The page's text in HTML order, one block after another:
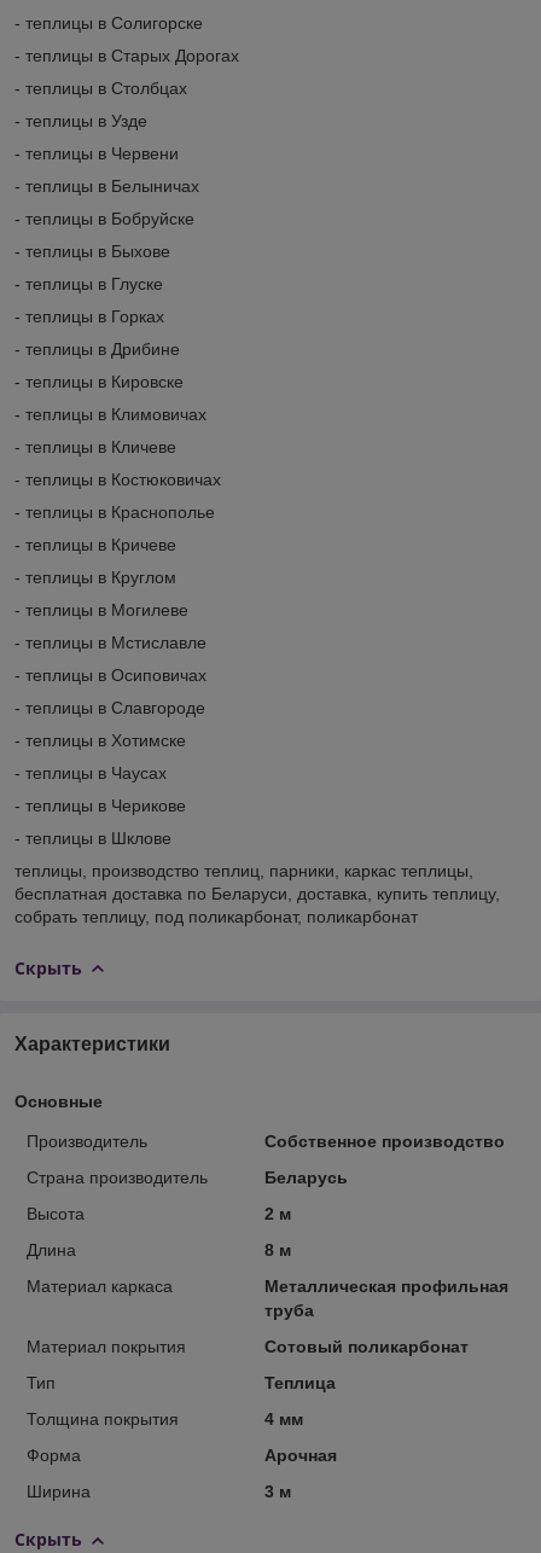
- теплицы в Солигорске
- теплицы в Старых Дорогах
- теплицы в Столбцах
- теплицы в Узде
- теплицы в Червени
- теплицы в Белыничах
- теплицы в Бобруйске
- теплицы в Быхове
- теплицы в Глуске
- теплицы в Горках
- теплицы в Дрибине
- теплицы в Кировске
- теплицы в Климовичах
- теплицы в Кличеве
- теплицы в Костюковичах
- теплицы в Краснополье
- теплицы в Кричеве
- теплицы в Круглом
- теплицы в Могилеве
- теплицы в Мстиславле
- теплицы в Осиповичах
- теплицы в Славгороде
- теплицы в Хотимске
- теплицы в Чаусах
- теплицы в Черикове
- теплицы в Шклове
теплицы, производство теплиц, парники, каркас теплицы,
бесплатная доставка по Беларуси, доставка, купить теплицу,
собрать теплицу, под поликарбонат, поликарбонат
Скрыть
Характеристики
Основные
Производитель
Собственное производство
Страна производитель
Беларусь
Высота
2 м
Длина
8 м
Материал каркаса
Металлическая профильная
труба
Материал покрытия
Сотовый поликарбонат
Тип
Теплица
Толщина покрытия
4 мм
Форма
Арочная
Ширина
3 м
Скрыть